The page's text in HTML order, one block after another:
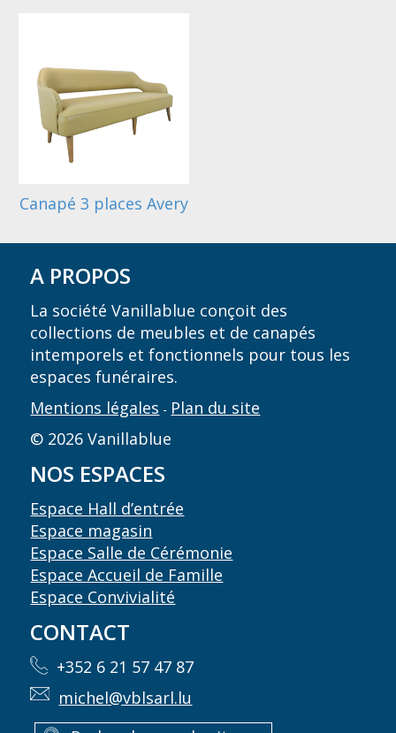
Canapé 3 places Avery
A PROPOS
La société Vanillablue conçoit des
collections de meubles et de canapés
intemporels et fonctionnels pour tous les
espaces funéraires.
Mentions légales - Plan du site
© 2026 Vanillablue
NOS ESPACES
Espace Hall d’entrée
Espace magasin
Espace Salle de Cérémonie
Espace Accueil de Famille
Espace Convivialité
CONTACT
+352 6 21 57 47 87
michel@vblsarl.lu